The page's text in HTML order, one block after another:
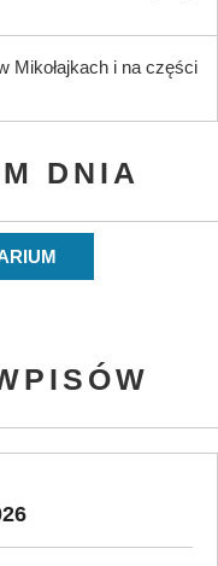
Mikołajkach i na części
DNIA